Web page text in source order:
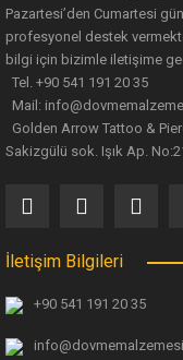
Pazartesi’den Cumartesi
profesyonel destek
bilgi için bizimle iletişime
Tel. +90 541 191 20 35
Mail:
Golden Arrow Tattoo &
Sakizgülü sok. Işık Ap.
İletişim Bilgileri
+90 541 191 20 35